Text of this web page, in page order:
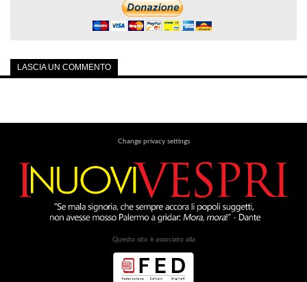
LASCIA UN COMMENTO
Change privacy settings
Questo sito è associato alla